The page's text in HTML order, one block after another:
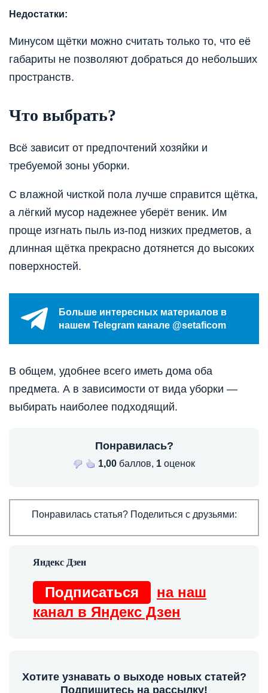
Недостатки:
Минусом щётки можно считать только то, что её
габариты не позволяют добраться до небольших
пространств.
Что выбрать?
Всё зависит от предпочтений хозяйки и
требуемой зоны уборки.
С влажной чисткой пола лучше справится щётка,
а лёгкий мусор надежнее уберёт веник. Им
проще изгнать пыль из-под низких предметов, а
длинная щётка прекрасно дотянется до высоких
поверхностей.
Больше интересных материалов в
нашем Telegram канале @setaficom
В общем, удобнее всего иметь дома оба
предмета. А в зависимости от вида уборки —
выбирать наиболее подходящий.
Понравилась?
1,00 баллов, 1 оценок
Понравилась статья? Поделиться с друзьями:
Подписаться
на наш
канал в Яндекс Дзен
Хотите узнавать о выходе новых статей?
Подпишитесь на рассылку!